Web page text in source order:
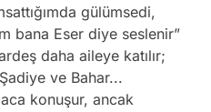
gülümsedi,
bana Eser diye seslenir”
daha aileye katılır;
ve Bahar...
konuşur, ancak